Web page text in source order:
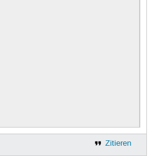
Zitieren